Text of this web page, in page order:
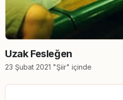
Uzak Fesleğen
23 Şubat 2021 "Şiir" içinde